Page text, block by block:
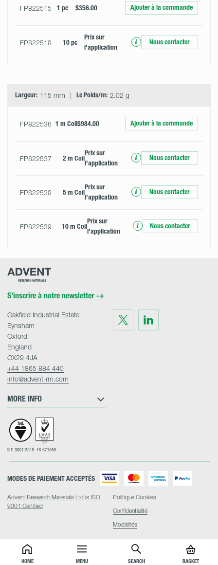
HOME MENU SEARCH BASKET
FP822515 1 pc $356.00 Ajouter à la commande
FP822518 10 pc
Prix ​​sur
l'application
Nous contacter
Largeur: 115 mm Le Poids/m: 2.02 g
FP822536 1 m Coil$984.00 Ajouter à la commande
FP822537 2 m Coil
Prix ​​sur
l'application
Nous contacter
FP822538 5 m Coil
Prix ​​sur
l'application
Nous contacter
FP822539 10 m Coil
Prix ​​sur
l'application
Nous contacter
Advent
S’inscrire à notre newsletter
Visit
us
on
Twitter
Visit
on
LinkedIn
MORE INFO
Oakfield Industrial Estate
Eynsham
Oxford
England
OX29 4JA
+44 1865 884 440
info@advent-rm.com
Advent Research Materials Ltd is ISO
9001 Certified
MODES DE PAIEMENT ACCEPTÉS
Politique Cookies
Confidentialité
Modalités